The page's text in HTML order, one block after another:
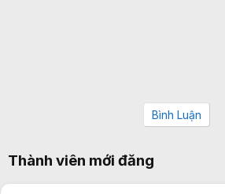
Bình Luận
Thành viên mới đăng